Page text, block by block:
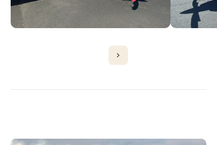
PLUS D'AVIONS